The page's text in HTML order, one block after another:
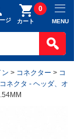
ジ カート
0
MENU
ン > コネクター > コ
ネクタ - ヘッダ、オ